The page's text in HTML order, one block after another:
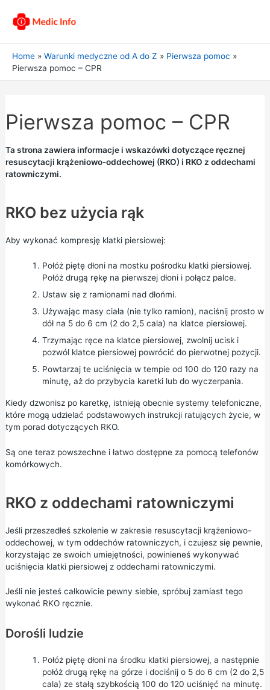
Home Warunki medyczne od A do Z
Pierwsza pomoc
Pierwsza pomoc – CPR
Pierwsza pomoc – CPR
Ta strona zawiera informacje i wskazówki dotyczące ręcznej
resuscytacji krążeniowo-oddechowej (RKO) i RKO z oddechami
ratowniczymi.
RKO bez użycia rąk
Aby wykonać kompresję klatki piersiowej:
Połóż piętę dłoni na mostku pośrodku klatki piersiowej.
Połóż drugą rękę na pierwszej dłoni i połącz palce.
Ustaw się z ramionami nad dłońmi.
Używając masy ciała (nie tylko ramion), naciśnij prosto w
dół na 5 do 6 cm (2 do 2,5 cala) na klatce piersiowej.
Trzymając ręce na klatce piersiowej, zwolnij ucisk i
pozwól klatce piersiowej powrócić do pierwotnej pozycji.
Powtarzaj te uciśnięcia w tempie od 100 do 120 razy na
minutę, aż do przybycia karetki lub do wyczerpania.
Kiedy dzwonisz po karetkę, istnieją obecnie systemy telefoniczne,
które mogą udzielać podstawowych instrukcji ratujących życie, w
tym porad dotyczących RKO.
Są one teraz powszechne i łatwo dostępne za pomocą telefonów
komórkowych.
RKO z oddechami ratowniczymi
Jeśli przeszedłeś szkolenie w zakresie resuscytacji krążeniowo-
oddechowej, w tym oddechów ratowniczych, i czujesz się pewnie,
korzystając ze swoich umiejętności, powinieneś wykonywać
uciśnięcia klatki piersiowej z oddechami ratowniczymi.
Jeśli nie jesteś całkowicie pewny siebie, spróbuj zamiast tego
wykonać RKO ręcznie.
Dorośli ludzie
Połóż piętę dłoni na środku klatki piersiowej, a następnie
połóż drugą rękę na górze i dociśnij o 5 do 6 cm (2 do 2,5
cala) ze stałą szybkością 100 do 120 uciśnięć na minutę.